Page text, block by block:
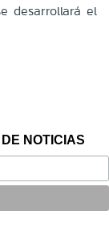
desarrollará el
NOTICIAS